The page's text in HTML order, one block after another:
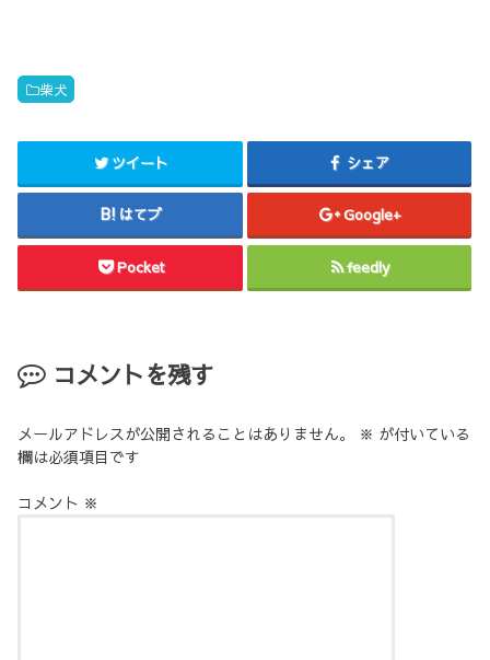
柴犬
ツイート シェア
はてブ Google+
Pocket feedly
コメントを残す
メールアドレスが公開されることはありません。 ※ が付いている
欄は必須項目です
コメント ※